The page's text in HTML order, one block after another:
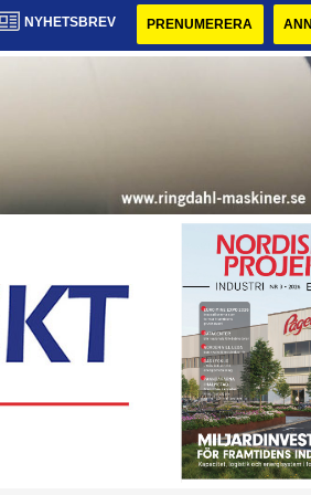
NYHETSBREV PRENUMERERA